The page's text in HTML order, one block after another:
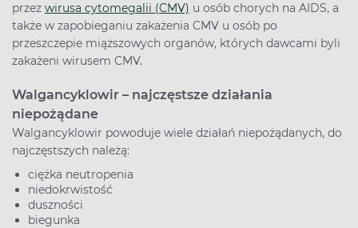
przez wirusa cytomegalii (CMV) u osób chorych na AIDS, a
także w zapobieganiu zakażenia CMV u osób po
przeszczepie miąższowych organów, których dawcami byli
zakażeni wirusem CMV.
Walgancyklowir – najczęstsze działania
niepożądane
Walgancyklowir powoduje wiele działań niepożądanych, do
najczęstszych należą:
ciężka neutropenia
niedokrwistość
duszności
biegunka